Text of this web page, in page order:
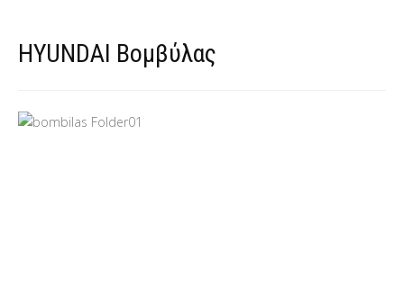
HYUNDAI Βομβύλας